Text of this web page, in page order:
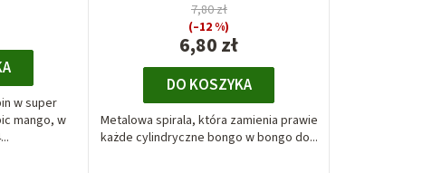
w super
mango, w
6,80 zł
7,80 zł
(–12 %)
DO KOSZYKA
Metalowa spirala, która zamienia prawie
każde cylindryczne bongo w bongo do...